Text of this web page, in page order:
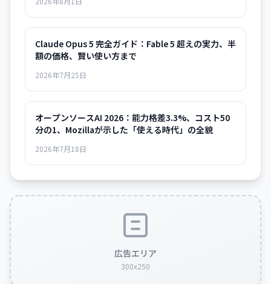
Claude Opus 5 完全ガイド：Fable 5 超えの実力、半
額の価格、賢い使い方まで
2026年7月25日
オープンソースAI 2026：能力格差3.3%、コスト50
分の1、Mozillaが示した「使える時代」の全貌
2026年7月18日
広告エリア
300x250